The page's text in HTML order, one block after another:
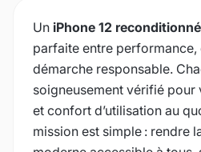
Un iPhone 12 reconditionné
parfaite entre performance,
démarche responsable.
soigneusement vérifié
et confort d’utilisation au
mission est simple : rendre